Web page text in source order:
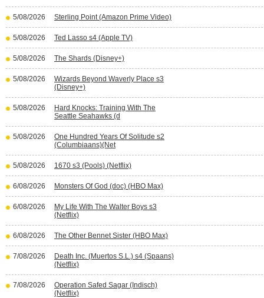
5/08/2026 Sterling Point (Amazon Prime Video)
5/08/2026 Ted Lasso s4 (Apple TV)
5/08/2026 The Shards (Disney+)
5/08/2026
Wizards Beyond Waverly Place s3
(Disney+)
5/08/2026
Hard Knocks: Training With The
Seattle Seahawks (d
5/08/2026
One Hundred Years Of Solitude s2
(Columbiaans)(Net
5/08/2026 1670 s3 (Pools) (Netflix)
6/08/2026 Monsters Of God (doc) (HBO Max)
6/08/2026
My Life With The Walter Boys s3
(Netflix)
6/08/2026 The Other Bennet Sister (HBO Max)
7/08/2026
Death Inc. (Muertos S.L.) s4 (Spaans)
(Netflix)
7/08/2026
Operation Safed Sagar (Indisch)
(Netflix)